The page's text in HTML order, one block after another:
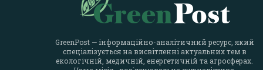
GreenPost — інформаційно-аналітичний ресурс, який
спеціалізується на висвітленні актуальних тем в
екологічній, медичній, енергетичній та агросферах.